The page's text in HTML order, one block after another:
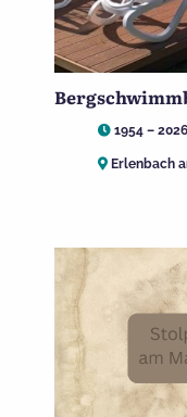
1954 – 2026
Erlenbach